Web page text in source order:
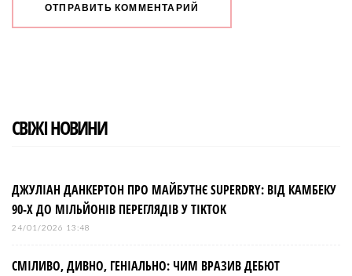
СВІЖІ НОВИНИ
ДЖУЛІАН ДАНКЕРТОН ПРО МАЙБУТНЄ SUPERDRY: ВІД КАМБЕКУ
90-Х ДО МІЛЬЙОНІВ ПЕРЕГЛЯДІВ У TIKTOK
24/01/2026 13:48
СМІЛИВО, ДИВНО, ГЕНІАЛЬНО: ЧИМ ВРАЗИВ ДЕБЮТ